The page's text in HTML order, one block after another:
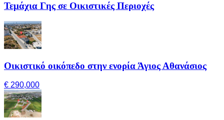
Τεμάχια Γης σε Οικιστικές Περιοχές
Οικιστικό οικόπεδο στην ενορία Άγιος Αθανάσιος
€ 290,000